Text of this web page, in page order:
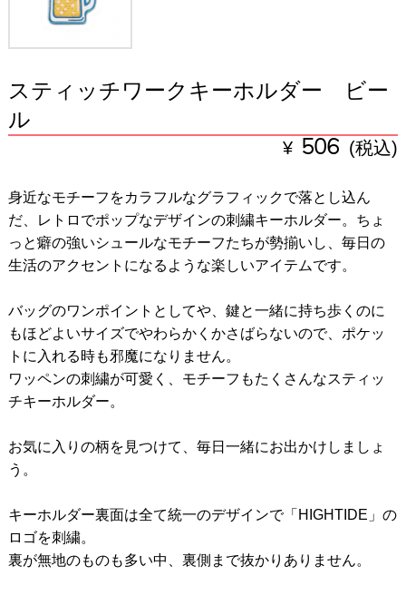
スティッチワークキーホルダー ビー
ル
¥ 506 (税込)
身近なモチーフをカラフルなグラフィックで落とし込ん
だ、レトロでポップなデザインの刺繍キーホルダー。ちょ
っと癖の強いシュールなモチーフたちが勢揃いし、毎日の
生活のアクセントになるような楽しいアイテムです。
バッグのワンポイントとしてや、鍵と一緒に持ち歩くのに
もほどよいサイズでやわらかくかさばらないので、ポケッ
トに入れる時も邪魔になりません。
ワッペンの刺繍が可愛く、モチーフもたくさんなスティッ
チキーホルダー。
お気に入りの柄を見つけて、毎日一緒にお出かけしましょ
う。
キーホルダー裏面は全て統一のデザインで「HIGHTIDE」の
ロゴを刺繍。
裏が無地のものも多い中、裏側まで抜かりありません。